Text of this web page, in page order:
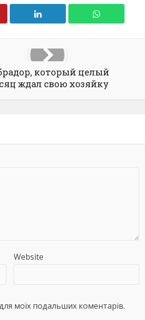
который целый
ждал свою хозяйку
Website
моїх подальших коментарів.